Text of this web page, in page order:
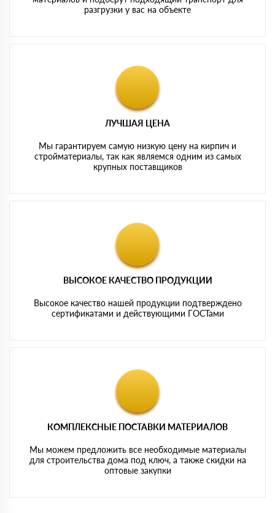
разгрузки у вас на объекте
ЛУЧШАЯ ЦЕНА
Мы гарантируем самую низкую цену на кирпич и
стройматериалы, так как являемся одним из самых
крупных поставщиков
ВЫСОКОЕ КАЧЕСТВО ПРОДУКЦИИ
Высокое качество нашей продукции подтверждено
сертификатами и действующими ГОСТами
КОМПЛЕКСНЫЕ ПОСТАВКИ МАТЕРИАЛОВ
Мы можем предложить все необходимые материалы
для строительства дома под ключ, а также скидки на
оптовые закупки